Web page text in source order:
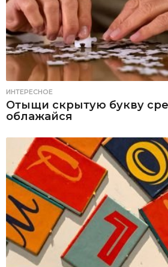
ИНТЕРЕСНОЕ
Отыщи скрытую букву
облажайся